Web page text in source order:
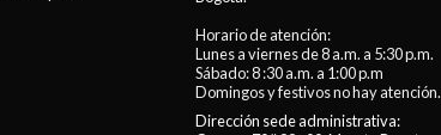
Horario de atención:
Lunes a viernes de 8 a.m. a 5:30 p.m.
Sábado: 8 :30 a.m. a 1:00 p.m
Domingos y festivos no hay atención.
Dirección sede administrativa: